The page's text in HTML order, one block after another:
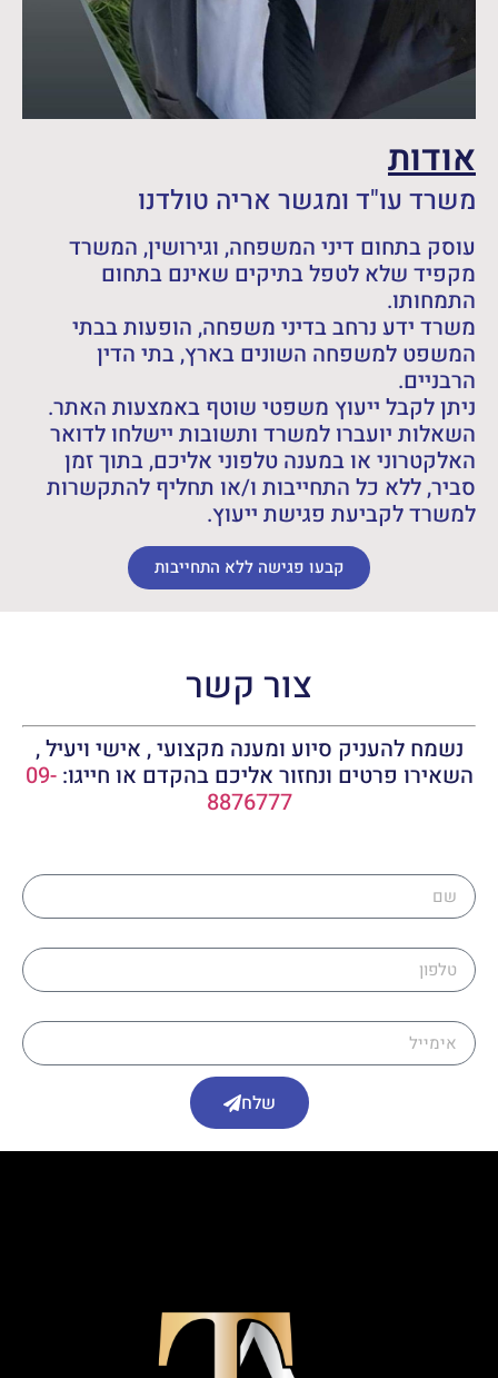
אודות
משרד עו"ד ומגשר אריה טולדנו
עוסק בתחום דיני המשפחה, וגירושין, המשרד
מקפיד שלא לטפל בתיקים שאינם בתחום
התמחותו.
משרד ידע נרחב בדיני משפחה, הופעות בבתי
המשפט למשפחה השונים בארץ, בתי הדין
הרבניים.
ניתן לקבל ייעוץ משפטי שוטף באמצעות האתר.
השאלות יועברו למשרד ותשובות יישלחו לדואר
האלקטרוני או במענה טלפוני אליכם, בתוך זמן
סביר, ללא כל התחייבות ו/או תחליף להתקשרות
למשרד לקביעת פגישת ייעוץ.
קבעו פגישה ללא התחייבות
צור קשר
נשמח להעניק סיוע ומענה מקצועי , אישי ויעיל ,
השאירו פרטים ונחזור אליכם בהקדם או חייגו:09-
8876777
שלח